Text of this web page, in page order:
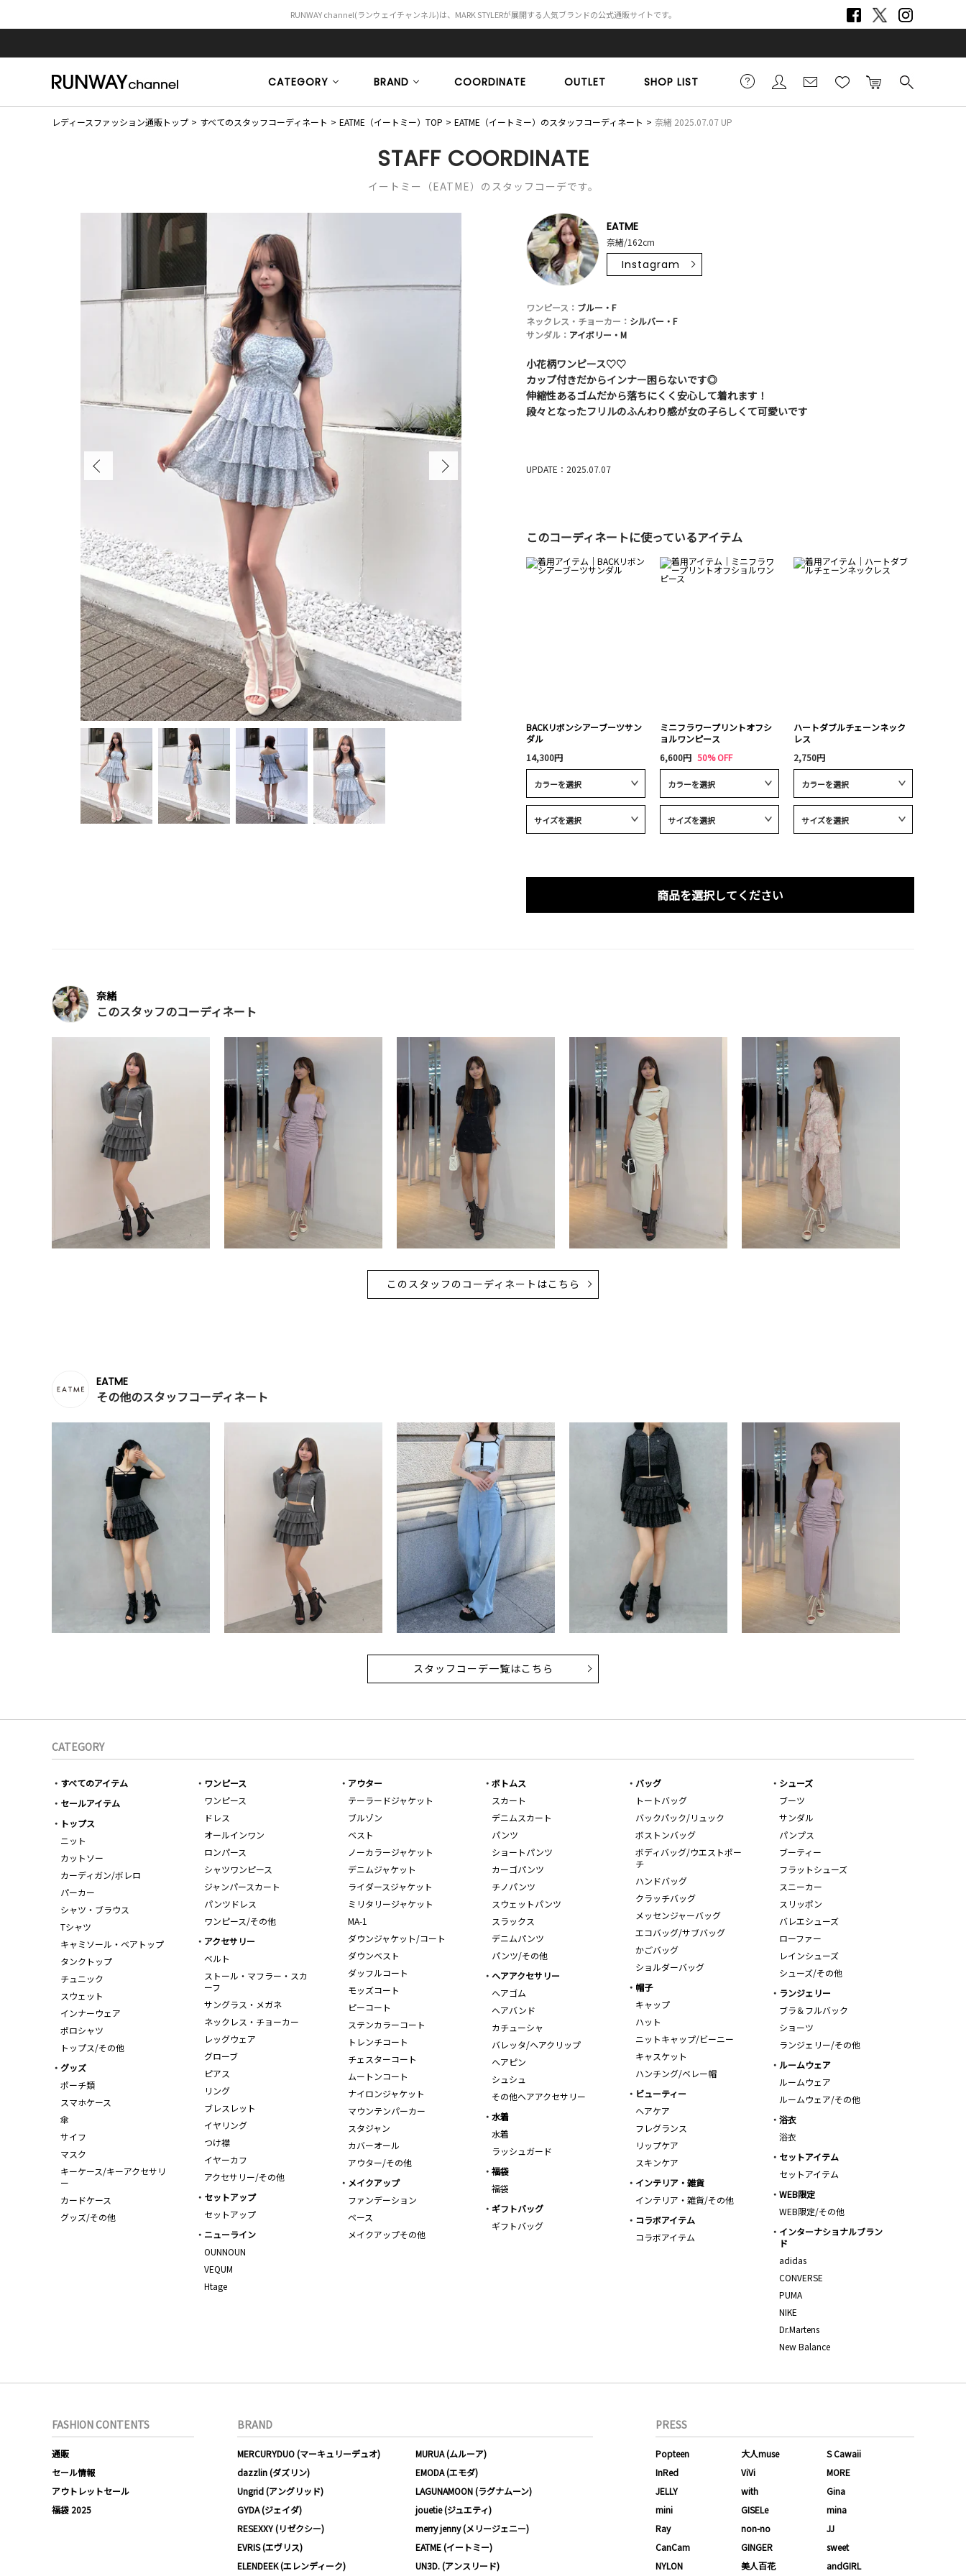
RUNWAY channel(ランウェイチャンネル)は、MARK STYLERが展開する人気ブランドの公式通販サイトです。
CATEGORY BRAND COORDINATE OUTLET SHOP LIST
レディースファッション通販トップ すべてのスタッフコーディネート EATME（イートミー）TOP EATME（イートミー）のスタッフコーディネート 奈緒 2025.07.07 UP
STAFF COORDINATE
イートミー（EATME）のスタッフコーデです。
EATME
奈緒/162cm
Instagram
ワンピース： ブルー・F
ネックレス・チョーカー： シルバー・F
サンダル： アイボリー・M
小花柄ワンピース♡♡
カップ付きだからインナー困らないです◎
伸縮性あるゴムだから落ちにくく安心して着れます！
段々となったフリルのふんわり感が女の子らしくて可愛いです
UPDATE：2025.07.07
このコーディネートに使っているアイテム
BACKリボンシアーブーツサン
ダル
14,300円
ミニフラワープリントオフシ
ョルワンピース
6,600円 50% OFF
ハートダブルチェーンネック
レス
2,750円
商品を選択してください
奈緒
このスタッフのコーディネート
このスタッフのコーディネートはこちら
EATME
その他のスタッフコーディネート
スタッフコーデ一覧はこちら
CATEGORY
すべてのアイテム
セールアイテム
トップス
ニット
カットソー
カーディガン/ボレロ
パーカー
シャツ・ブラウス
Tシャツ
キャミソール・ベアトップ
タンクトップ
チュニック
スウェット
インナーウェア
ポロシャツ
トップス/その他
ワンピース
ワンピース
ドレス
オールインワン
ロンパース
シャツワンピース
ジャンパースカート
パンツドレス
ワンピース/その他
アウター
テーラードジャケット
ブルゾン
ベスト
ノーカラージャケット
デニムジャケット
ライダースジャケット
ミリタリージャケット
MA-1
ダウンジャケット/コート
ダウンベスト
ダッフルコート
モッズコート
ピーコート
ステンカラーコート
トレンチコート
チェスターコート
ムートンコート
ナイロンジャケット
マウンテンパーカー
スタジャン
カバーオール
アウター/その他
ボトムス
スカート
デニムスカート
パンツ
ショートパンツ
カーゴパンツ
チノパンツ
スウェットパンツ
スラックス
デニムパンツ
パンツ/その他
バッグ
トートバッグ
バックパック/リュック
ボストンバッグ
ボディバッグ/ウエストポー
チ
ハンドバッグ
クラッチバッグ
メッセンジャーバッグ
エコバッグ/サブバッグ
かごバッグ
ショルダーバッグ
シューズ
ブーツ
サンダル
パンプス
ブーティー
フラットシューズ
スニーカー
スリッポン
バレエシューズ
ローファー
レインシューズ
シューズ/その他
アクセサリー
ベルト
ストール・マフラー・スカ
ーフ
サングラス・メガネ
ネックレス・チョーカー
レッグウェア
グローブ
ピアス
リング
ブレスレット
イヤリング
つけ襟
イヤーカフ
アクセサリー/その他
ヘアアクセサリー
ヘアゴム
ヘアバンド
カチューシャ
バレッタ/ヘアクリップ
ヘアピン
シュシュ
その他ヘアアクセサリー
帽子
キャップ
ハット
ニットキャップ/ビーニー
キャスケット
ハンチング/ベレー帽
ランジェリー
ブラ＆フルバック
ショーツ
ランジェリー/その他
ルームウェア
ルームウェア
ルームウェア/その他
グッズ
ポーチ類
スマホケース
傘
サイフ
マスク
キーケース/キーアクセサリ
ー
カードケース
グッズ/その他
ビューティー
ヘアケア
フレグランス
リップケア
スキンケア
水着
水着
ラッシュガード
浴衣
浴衣
セットアイテム
セットアイテム
福袋
福袋
メイクアップ
ファンデーション
ベース
メイクアップその他
インテリア・雑貨
インテリア・雑貨/その他
WEB限定
WEB限定/その他
セットアップ
セットアップ
ギフトバッグ
ギフトバッグ
コラボアイテム
コラボアイテム
インターナショナルブラン
ド
adidas
CONVERSE
PUMA
NIKE
Dr.Martens
New Balance
ニューライン
OUNNOUN
VEQUM
Htage
FASHION CONTENTS
通販
セール情報
アウトレットセール
福袋 2025
BRAND
MERCURYDUO (マーキュリーデュオ)
MURUA (ムルーア)
dazzlin (ダズリン)
EMODA (エモダ)
Ungrid (アングリッド)
LAGUNAMOON (ラグナムーン)
GYDA (ジェイダ)
jouetie (ジュエティ)
RESEXXY (リゼクシー)
merry jenny (メリージェニー)
EVRIS (エヴリス)
EATME (イートミー)
ELENDEEK (エレンディーク)
UN3D. (アンスリード)
PRESS
Popteen 大人muse
S Cawaii
InRed
ViVi
MORE
JELLY
with
Gina
mini
GISELe
mina
Ray
non-no
JJ
CanCam
GINGER
sweet
NYLON
美人百花 andGIRL